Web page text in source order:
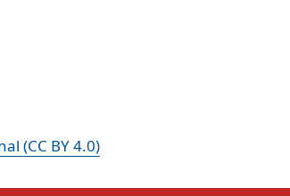
(CC BY 4.0)